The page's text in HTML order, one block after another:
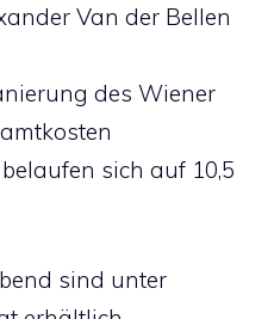
Van der Bellen
des Wiener
sich auf 10,5
sind unter